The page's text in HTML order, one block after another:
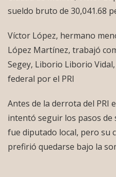
sueldo bruto de 30,041.68
Víctor López, hermano
López Martínez, trabajó
Segey, Liborio Liborio
federal por el PRI
Antes de la derrota del PRI
intentó seguir los pasos
fue diputado local, pero su
prefirió quedarse bajo la